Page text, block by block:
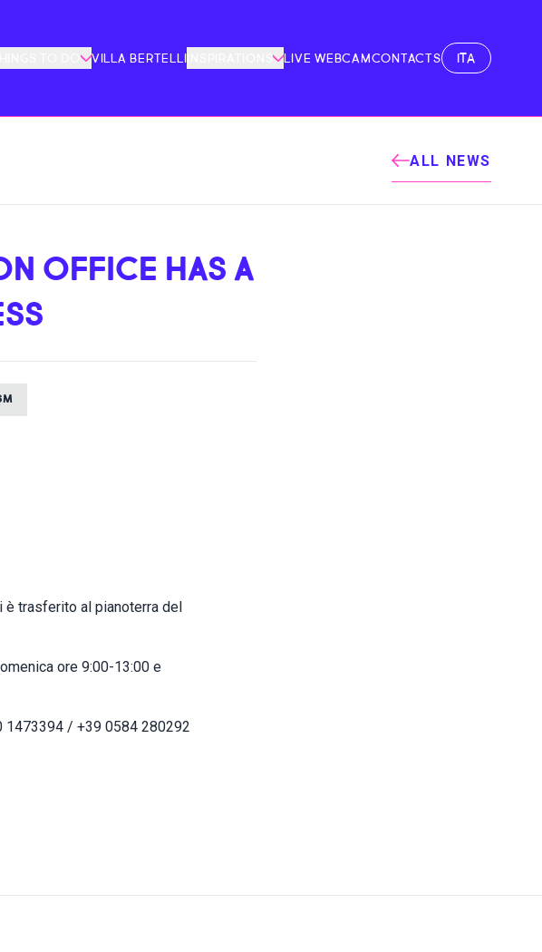
ITA
TO DO VILLA BERTELLI INSPIRATIONS LIVE WEBCAMCONTACTS
ALL NEWS
OFFICE HAS A
è trasferito al pianoterra del
ore 9:00-13:00 e
/ +39 0584 280292